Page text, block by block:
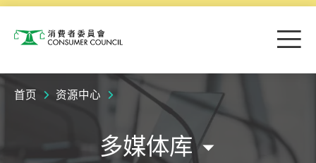
消费者委员会 目
首页 资源中心
多媒体库